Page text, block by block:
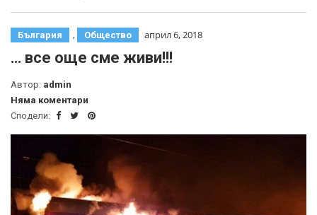
България , Общество април 6, 2018
… все още сме живи!!!
Автор: admin
Няма коментари
Сподели: